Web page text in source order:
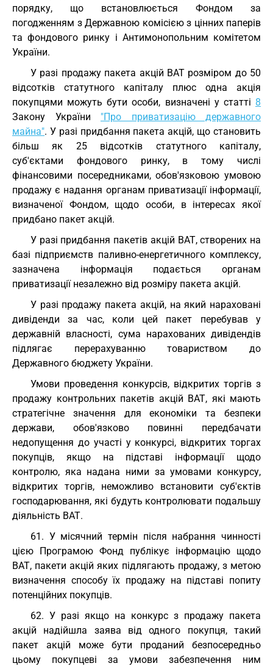
порядку, що встановлюється Фондом за
погодженням з Державною комісією з цінних паперів
та фондового ринку і Антимонопольним комітетом
України.
У разі продажу пакета акцій ВАТ розміром до 50
відсотків статутного капіталу плюс одна акція
покупцями можуть бути особи, визначені у статті 8
Закону України "Про приватизацію державного
майна". У разі придбання пакета акцій, що становить
більш як 25 відсотків статутного капіталу,
суб'єктами фондового ринку, в тому числі
фінансовими посередниками, обов'язковою умовою
продажу є надання органам приватизації інформації,
визначеної Фондом, щодо особи, в інтересах якої
придбано пакет акцій.
У разі придбання пакетів акцій ВАТ, створених на
базі підприємств паливно-енергетичного комплексу,
зазначена інформація подається органам
приватизації незалежно від розміру пакета акцій.
У разі продажу пакета акцій, на який нараховані
дивіденди за час, коли цей пакет перебував у
державній власності, сума нарахованих дивідендів
підлягає перерахуванню товариством до
Державного бюджету України.
Умови проведення конкурсів, відкритих торгів з
продажу контрольних пакетів акцій ВАТ, які мають
стратегічне значення для економіки та безпеки
держави, обов'язково повинні передбачати
недопущення до участі у конкурсі, відкритих торгах
покупців, якщо на підставі інформації щодо
контролю, яка надана ними за умовами конкурсу,
відкритих торгів, неможливо встановити суб'єктів
господарювання, які будуть контролювати подальшу
діяльність ВАТ.
61. У місячний термін після набрання чинності
цією Програмою Фонд публікує інформацію щодо
ВАТ, пакети акцій яких підлягають продажу, з метою
визначення способу їх продажу на підставі попиту
потенційних покупців.
62. У разі якщо на конкурс з продажу пакета
акцій надійшла заява від одного покупця, такий
пакет акцій може бути проданий безпосередньо
цьому покупцеві за умови забезпечення ним